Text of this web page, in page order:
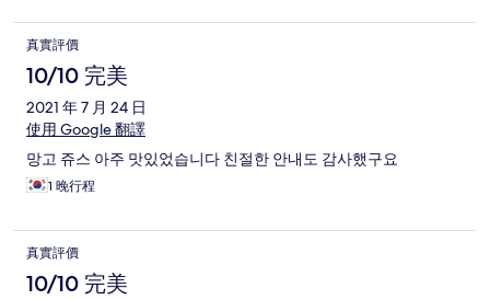
真實評價
10/10 完美
2021 年 7 月 24 日
使用 Google 翻譯
망고 쥬스 아주 맛있었습니다 친절한 안내도 감사했구요
1 晚行程
真實評價
10/10 完美